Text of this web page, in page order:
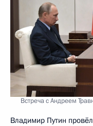
Встреча с Андреем
Владимир Путин